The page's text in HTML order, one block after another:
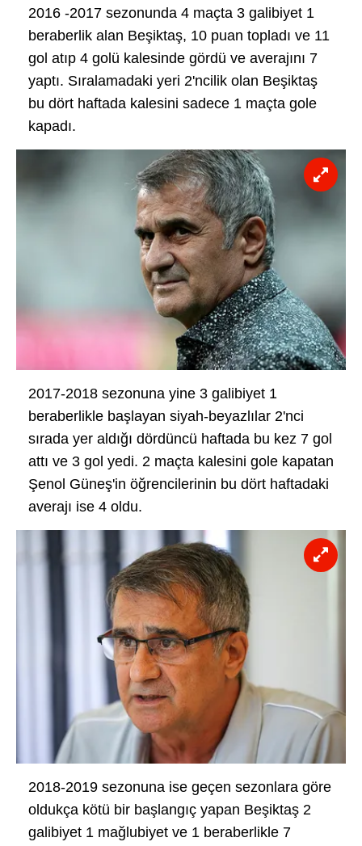
2016 -2017 sezonunda 4 maçta 3 galibiyet 1
beraberlik alan Beşiktaş, 10 puan topladı ve 11
gol atıp 4 golü kalesinde gördü ve averajını 7
yaptı. Sıralamadaki yeri 2'ncilik olan Beşiktaş
bu dört haftada kalesini sadece 1 maçta gole
kapadı.
2017-2018 sezonuna yine 3 galibiyet 1
beraberlikle başlayan siyah-beyazlılar 2'nci
sırada yer aldığı dördüncü haftada bu kez 7 gol
attı ve 3 gol yedi. 2 maçta kalesini gole kapatan
Şenol Güneş'in öğrencilerinin bu dört haftadaki
averajı ise 4 oldu.
2018-2019 sezonuna ise geçen sezonlara göre
oldukça kötü bir başlangıç yapan Beşiktaş 2
galibiyet 1 mağlubiyet ve 1 beraberlikle 7